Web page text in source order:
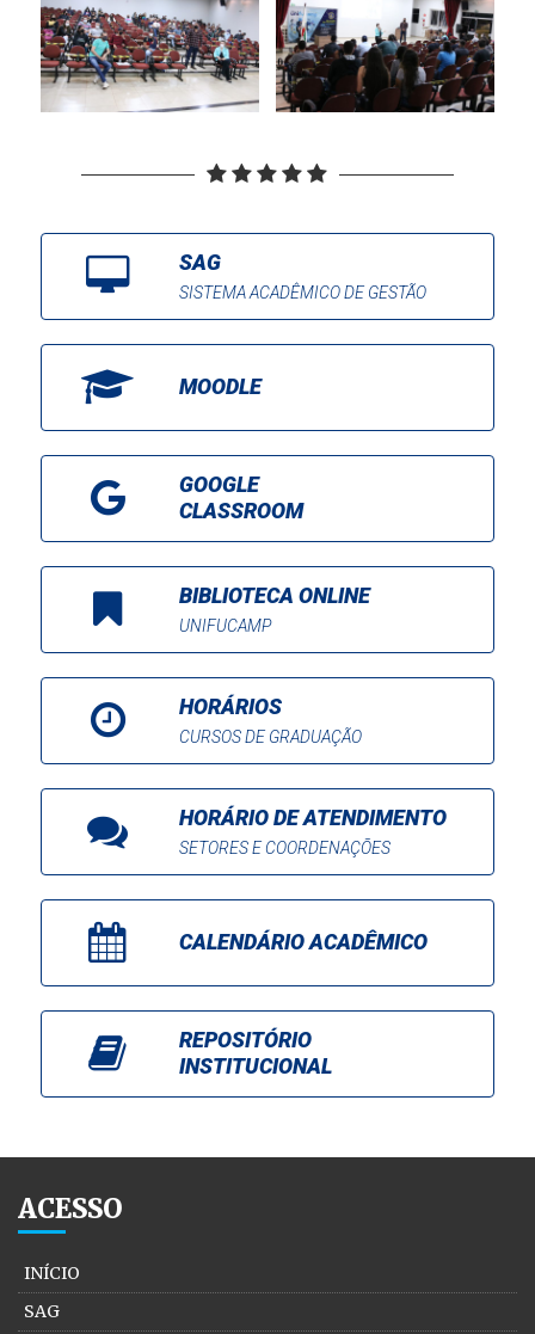
SAG
SISTEMA ACADÊMICO DE GESTÃO
MOODLE
GOOGLE
CLASSROOM
BIBLIOTECA ONLINE
UNIFUCAMP
HORÁRIOS
CURSOS DE GRADUAÇÃO
HORÁRIO DE ATENDIMENTO
SETORES E COORDENAÇÕES
CALENDÁRIO ACADÊMICO
REPOSITÓRIO
INSTITUCIONAL
ACESSO
INÍCIO
SAG